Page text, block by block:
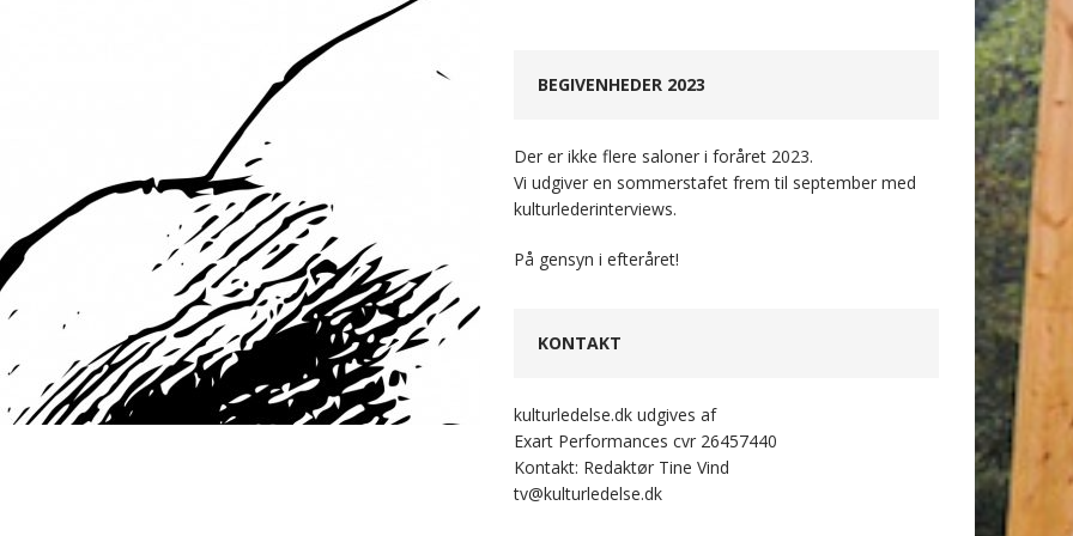
BEGIVENHEDER 2023
Der er ikke flere saloner i foråret 2023.
Vi udgiver en sommerstafet frem til september med
kulturlederinterviews.
På gensyn i efteråret!
KONTAKT
kulturledelse.dk udgives af
Exart Performances cvr 26457440
Kontakt: Redaktør Tine Vind
tv@kulturledelse.dk